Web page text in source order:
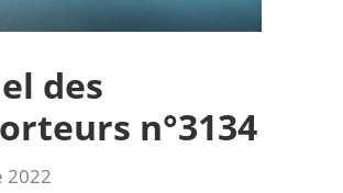
des
n°3134
2022